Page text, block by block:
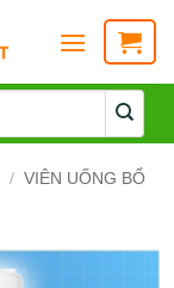
/ VIÊN UỐNG BỔ